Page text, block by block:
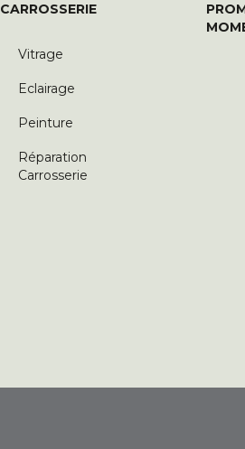
CARROSSERIE
Vitrage
Eclairage
Peinture
Réparation
Carrosserie